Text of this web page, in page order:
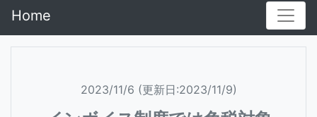
Home
2023/11/6 (更新日:2023/11/9)